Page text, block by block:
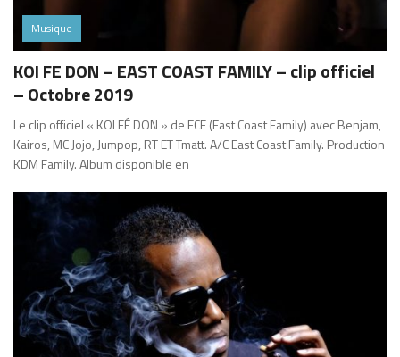
Musique
KOI FE DON – EAST COAST FAMILY – clip officiel
– Octobre 2019
Le clip officiel « KOI FÉ DON » de ECF (East Coast Family) avec Benjam,
Kairos, MC Jojo, Jumpop, RT ET Tmatt. A/C East Coast Family. Production
KDM Family. Album disponible en